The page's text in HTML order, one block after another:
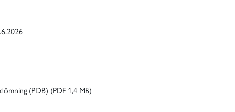
(PDB) (PDF 1,4 MB)